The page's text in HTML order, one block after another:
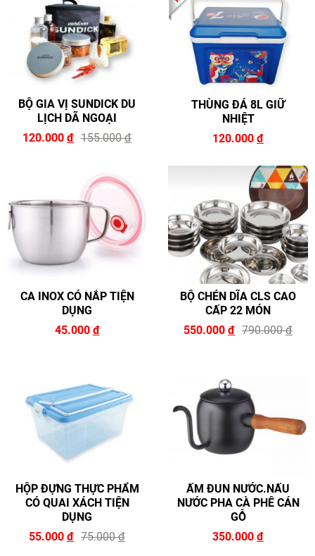
BỘ GIA VỊ SUNDICK DU
LỊCH DÃ NGOẠI
120.000 đ 155.000đ
THÙNG ĐÁ 8L GIỮ
NHIỆT
120.000 đ
CA INOX CÓ NẮP TIỆN
DỤNG
45.000 đ
BỘ CHÉN DĨA CLS CAO
CẤP 22 MÓN
550.000 đ 790.000đ
HỘP ĐỰNG THỰC PHẨM
CÓ QUAI XÁCH TIỆN
DỤNG
55.000 đ 75.000đ
ẤM ĐUN NƯỚC.NẤU
NƯỚC PHA CÀ PHÊ CÁN
GỖ
350.000 đ